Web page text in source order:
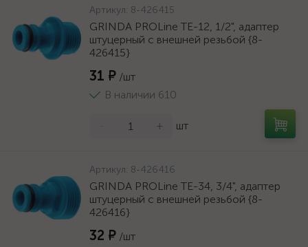
Артикул: 8-426415
GRINDA PROLine TE-12, 1/2", адаптер
штуцерный с внешней резьбой {8-
426415}
31 ₽ /шт
В наличии 610
+ шт
Артикул: 8-426416
GRINDA PROLine TE-34, 3/4", адаптер
штуцерный с внешней резьбой {8-
426416}
32 ₽ /шт